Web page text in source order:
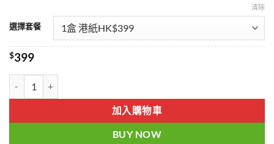
選擇套餐
清除
$399
加入購物車
BUY NOW